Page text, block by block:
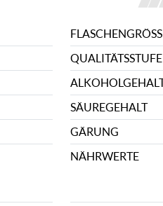
FLASCHENGRÖSSE
QUALITÄTSSTUFE
SÄUREGEHALT
GÄRUNG
NÄHRWERTE